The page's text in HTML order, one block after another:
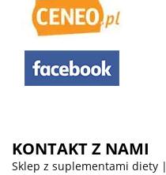
KONTAKT Z NAMI
Sklep z suplementami diety